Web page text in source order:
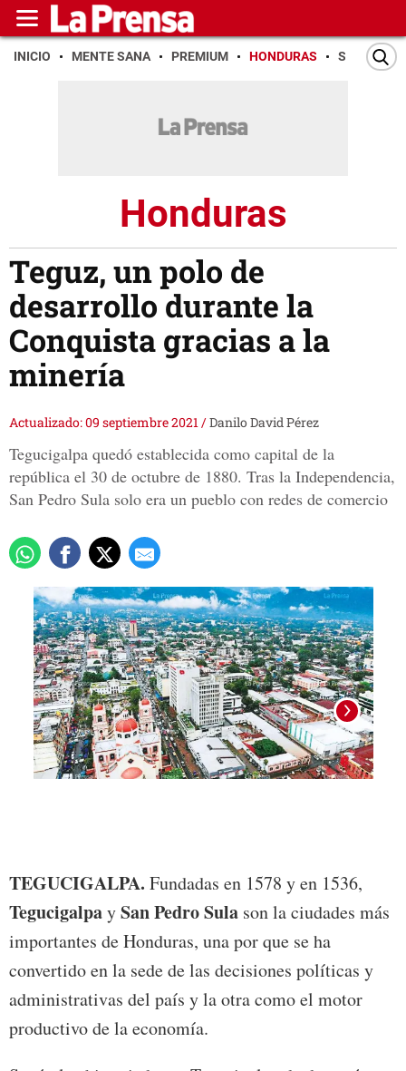
INICIO MENTE SANA PREMIUM HONDURAS SAN PEDRO
Honduras
Teguz, un polo de
desarrollo durante la
Conquista gracias a la
minería
Actualizado: 09 septiembre 2021/Danilo David Pérez
Tegucigalpa quedó establecida como capital de la
república el 30 de octubre de 1880. Tras la Independencia,
San Pedro Sula solo era un pueblo con redes de comercio
TEGUCIGALPA. Fundadas en 1578 y en 1536,
TegucigalpaySan Pedro Sula son la ciudades más
importantes de Honduras, una por que se ha
convertido en la sede de las decisiones políticas y
administrativas del país y la otra como el motor
productivo de la economía.